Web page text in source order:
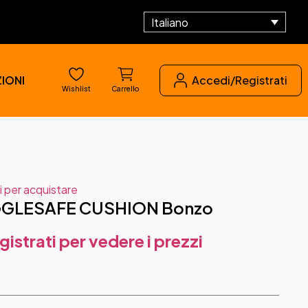
Italiano
Wishlist Carrello
Accedi/Registrati
per acquistare
CUSHION Bonzo
per vedere i prezzi